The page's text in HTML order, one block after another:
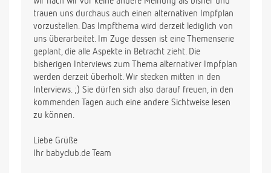
trauen uns durchaus auch einen alternativen Impfplan
vorzustellen. Das Impfthema wird derzeit lediglich von
uns überarbeitet. Im Zuge dessen ist eine Themenserie
geplant, die alle Aspekte in Betracht zieht. Die
bisherigen Interviews zum Thema alternativer Impfplan
werden derzeit überholt. Wir stecken mitten in den
Interviews. ;) Sie dürfen sich also darauf freuen, in den
kommenden Tagen auch eine andere Sichtweise lesen
zu können.
Liebe Grüße
Ihr babyclub.de Team